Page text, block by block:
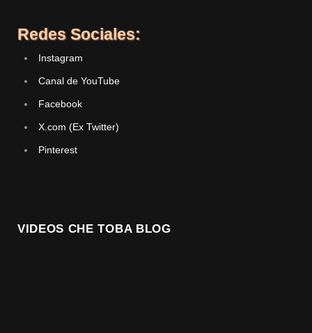
Redes Sociales:
Instagram
Canal de YouTube
Facebook
X.com (Ex Twitter)
Pinterest
VIDEOS CHE TOBA BLOG